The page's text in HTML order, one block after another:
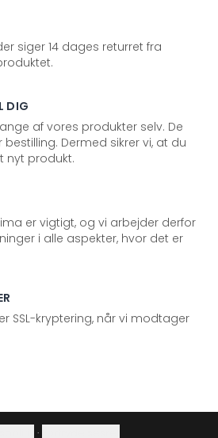
siger 14 dages returret fra
DIG
af vores produkter selv. De
Dermed sikrer vi, at du
nyt produkt.
er vigtigt, og vi arbejder derfor
i alle aspekter, hvor det er
SSL-kryptering, når vi modtager
·